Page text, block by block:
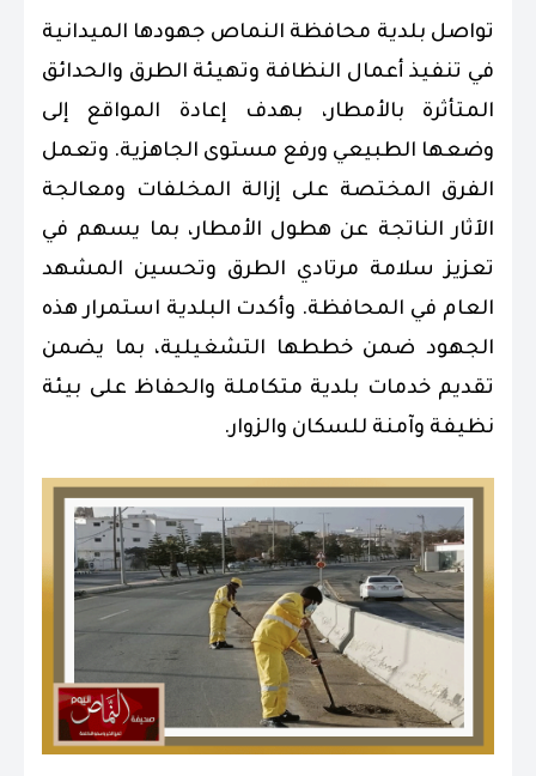
تواصل بلدية محافظة النماص جهودها الميدانية
في تنفيذ أعمال النظافة وتهيئة الطرق والحدائق
المتأثرة بالأمطار، بهدف إعادة المواقع إلى
وضعها الطبيعي ورفع مستوى الجاهزية. وتعمل
الفرق المختصة على إزالة المخلفات ومعالجة
الآثار الناتجة عن هطول الأمطار، بما يسهم في
تعزيز سلامة مرتادي الطرق وتحسين المشهد
العام في المحافظة. وأكدت البلدية استمرار هذه
الجهود ضمن خططها التشغيلية، بما يضمن
تقديم خدمات بلدية متكاملة والحفاظ على بيئة
نظيفة وآمنة للسكان والزوار.